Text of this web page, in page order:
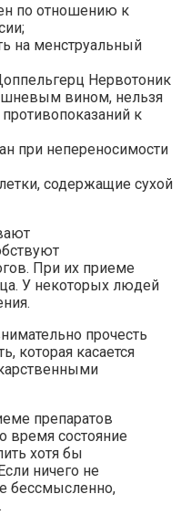
по отношению к
на менструальный
Нервотоник
вином, нельзя
к
при непереносимости
содержащие сухой
При их приеме
У некоторых людей
прочесть
которая касается
препаратов
время состояние
хотя бы
ничего не
бессмысленно,